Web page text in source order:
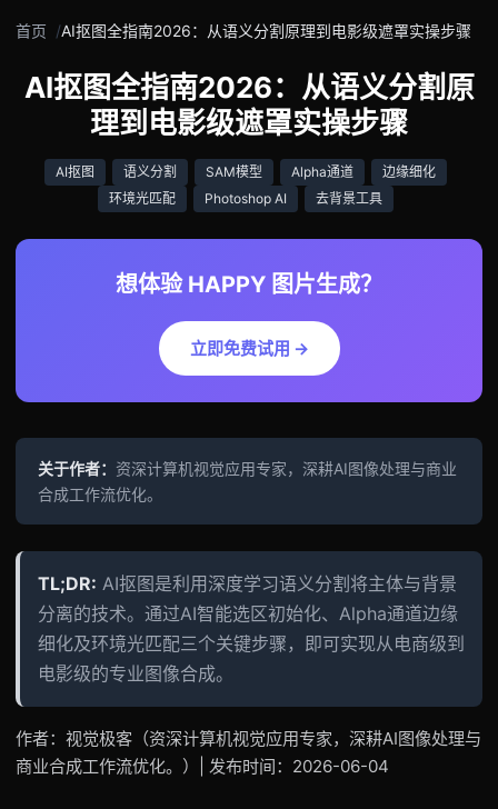
首页 AI抠图全指南2026：从语义分割原理到电影级遮罩实操步骤
AI抠图全指南2026：从语义分割原
理到电影级遮罩实操步骤
AI抠图 语义分割 SAM模型 Alpha通道
边缘细化
环境光匹配
Photoshop AI 去背景工具
想体验 HAPPY 图片生成？
立即免费试用 →
关于作者： 资深计算机视觉应用专家，深耕AI图像处理与商业
合成工作流优化。
TL;DR: AI抠图是利用深度学习语义分割将主体与背景
分离的技术。通过AI智能选区初始化、Alpha通道边缘
细化及环境光匹配三个关键步骤，即可实现从电商级到
电影级的专业图像合成。
作者：视觉极客（资深计算机视觉应用专家，深耕AI图像处理与
商业合成工作流优化。）| 发布时间：2026-06-04